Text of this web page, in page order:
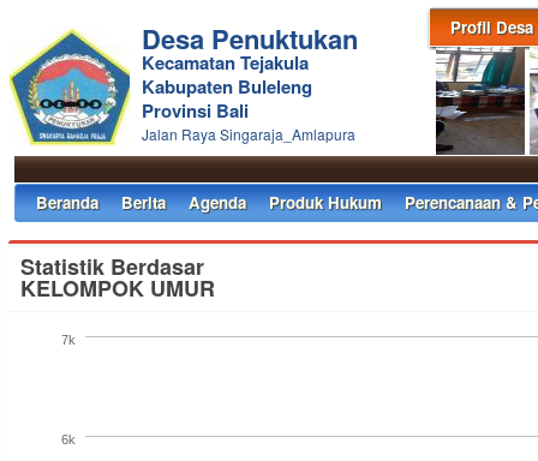
Profil Desa
Desa Penuktukan
Kecamatan Tejakula
Kabupaten Buleleng
Provinsi Bali
Jalan Raya Singaraja_Amlapura
Beranda Berita Agenda Produk Hukum Perencanaan &
Statistik Berdasar
KELOMPOK UMUR
6k
7k